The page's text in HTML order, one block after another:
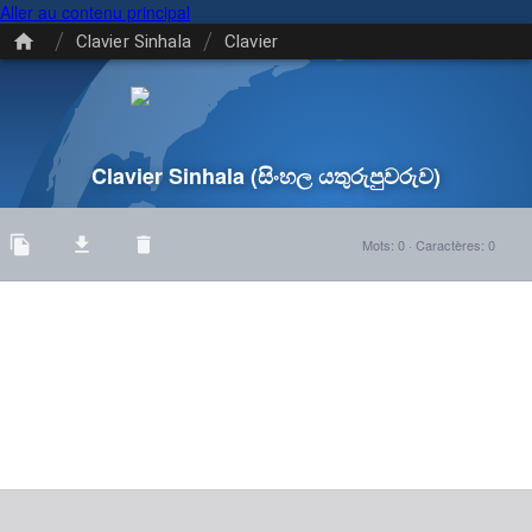
Aller au contenu principal
/ Clavier Sinhala / Clavier
Clavier Sinhala(සිංහල යතුරුපුවරුව)
Mots: 0· Caractères: 0